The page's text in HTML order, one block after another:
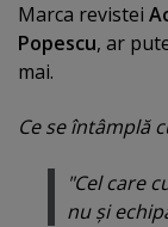
Marca revistei
Popescu, ar
mai.
Ce se întâmplă
"Cel care
nu şi